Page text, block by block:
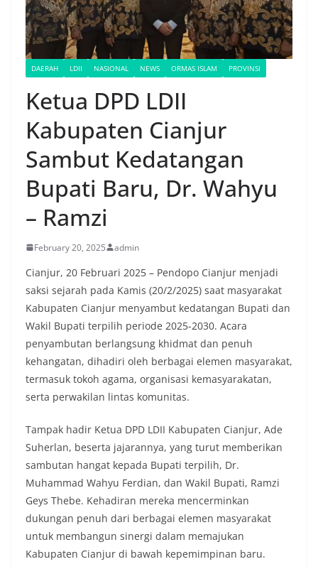
DAERAH LDII NASIONAL NEWS ORMAS ISLAM PROVINSI
Ketua DPD LDII
Kabupaten Cianjur
Sambut Kedatangan
Bupati Baru, Dr. Wahyu
– Ramzi
February 20, 2025 admin
Cianjur, 20 Februari 2025 – Pendopo Cianjur menjadi
saksi sejarah pada Kamis (20/2/2025) saat masyarakat
Kabupaten Cianjur menyambut kedatangan Bupati dan
Wakil Bupati terpilih periode 2025-2030. Acara
penyambutan berlangsung khidmat dan penuh
kehangatan, dihadiri oleh berbagai elemen masyarakat,
termasuk tokoh agama, organisasi kemasyarakatan,
serta perwakilan lintas komunitas.
Tampak hadir Ketua DPD LDII Kabupaten Cianjur, Ade
Suherlan, beserta jajarannya, yang turut memberikan
sambutan hangat kepada Bupati terpilih, Dr.
Muhammad Wahyu Ferdian, dan Wakil Bupati, Ramzi
Geys Thebe. Kehadiran mereka mencerminkan
dukungan penuh dari berbagai elemen masyarakat
untuk membangun sinergi dalam memajukan
Kabupaten Cianjur di bawah kepemimpinan baru.